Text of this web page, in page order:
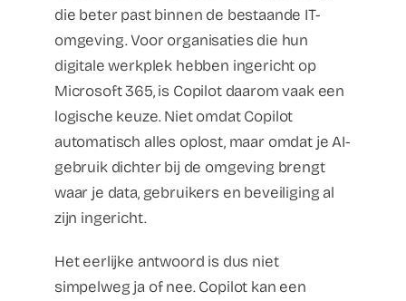
die beter past binnen de bestaande IT-
omgeving. Voor organisaties die hun
digitale werkplek hebben ingericht op
Microsoft 365, is Copilot daarom vaak een
logische keuze. Niet omdat Copilot
automatisch alles oplost, maar omdat je AI-
gebruik dichter bij de omgeving brengt
waar je data, gebruikers en beveiliging al
zijn ingericht.
Het eerlijke antwoord is dus niet
simpelweg ja of nee. Copilot kan een